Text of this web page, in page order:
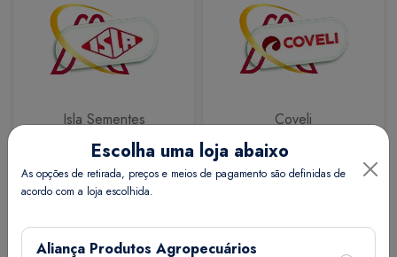
Isla Sementes Coveli
Escolha uma loja abaixo
As opções de retirada, preços e meios de pagamento são definidas de
acordo com a loja escolhida.
Aliança Produtos Agropecuários